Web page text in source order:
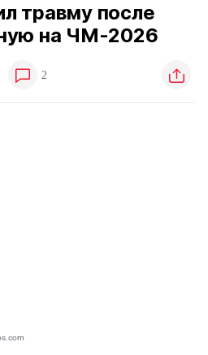
травму после
на ЧМ-2026
2